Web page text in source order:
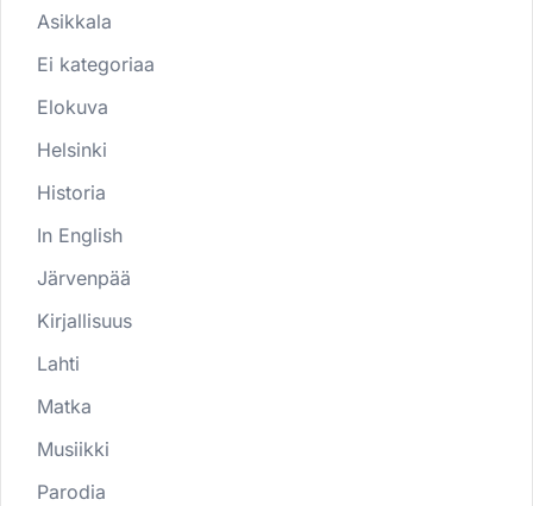
Asikkala
Ei kategoriaa
Elokuva
Helsinki
Historia
In English
Järvenpää
Kirjallisuus
Lahti
Matka
Musiikki
Parodia